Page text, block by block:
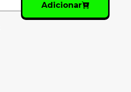
Adicionar